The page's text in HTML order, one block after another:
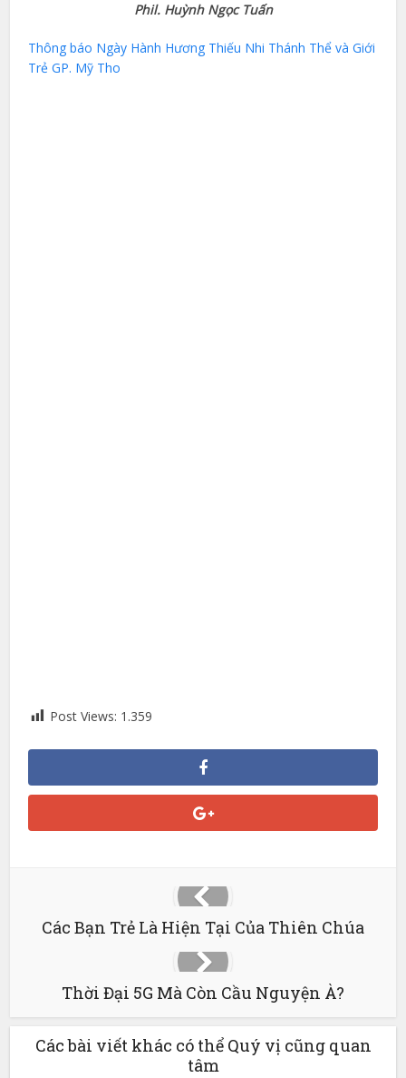
Phil. Huỳnh Ngọc Tuấn
Thông báo Ngày Hành Hương Thiếu Nhi Thánh Thể và Giới
Trẻ GP. Mỹ Tho
Post Views: 1.359
Các Bạn Trẻ Là Hiện Tại Của Thiên Chúa
Thời Đại 5G Mà Còn Cầu Nguyện À?
Các bài viết khác có thể Quý vị cũng quan
tâm